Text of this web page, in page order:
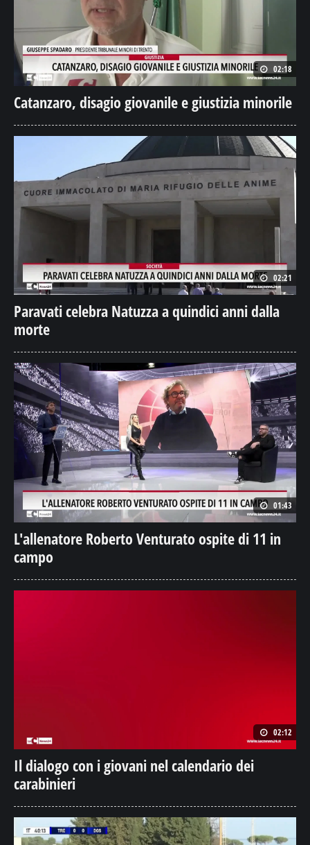
02:18
Catanzaro, disagio giovanile e giustizia minorile
02:21
Paravati celebra Natuzza a quindici anni dalla
morte
01:43
L'allenatore Roberto Venturato ospite di 11 in
campo
02:12
Il dialogo con i giovani nel calendario dei
carabinieri